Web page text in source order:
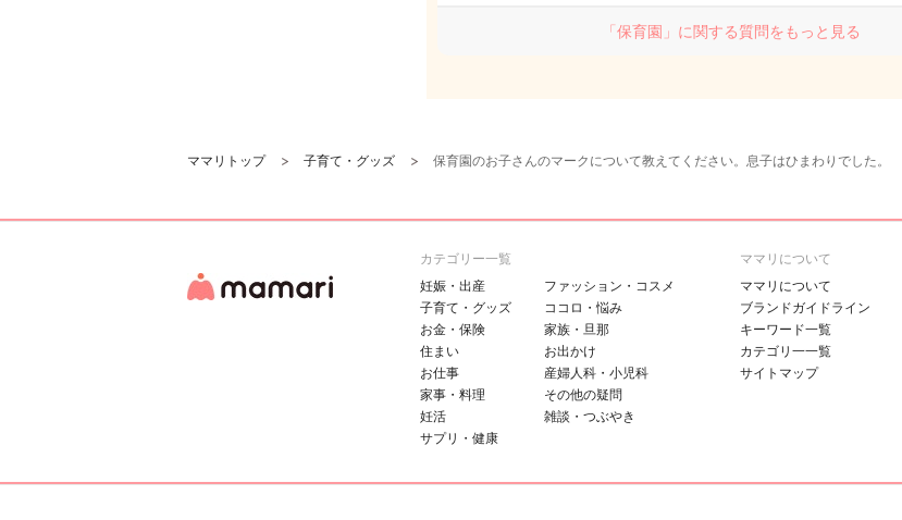
「保育園」に関する質問をもっと見る
ママリトップ 子育て・グッズ 保育園のお子さんのマークについて教えてください。息子はひまわりでした。
カテゴリー一覧
妊娠・出産
子育て・グッズ
お金・保険
住まい
お仕事
家事・料理
妊活
サプリ・健康
ファッション・コスメ
ココロ・悩み
家族・旦那
お出かけ
産婦人科・小児科
その他の疑問
雑談・つぶやき
ママリについて
ママリについて
ブランドガイドライン
キーワード一覧
カテゴリ一一覧
サイトマップ